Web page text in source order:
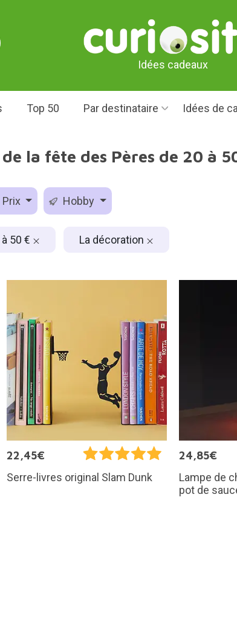
Idées cadeaux
Top 50 Par destinataire Idées de
la fête des Pères de 20 à
Prix Hobby
50 € La décoration
22,45€
Serre-livres original Slam Dunk
24,85€
Lampe de
pot de